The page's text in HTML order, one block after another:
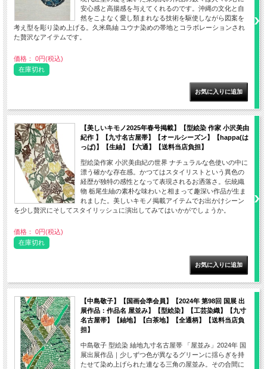
安心感と高揚感を与えてくれるのです。沖縄の文化と自
然をこよなく愛し類まれなる技術を駆使しながら図案を
考え型を彫り染め上げる。久米島紬 ユウナ染めの帯地とコラボレーションされ
た贅沢なアイテムです。
価格： 0円(税込)
在庫切れ
【美しいキモノ2025年春号掲載】【型絵染 作家 小沢美由
紀作 】【九寸名古屋帯】【オールシーズン】【happa(は
っぱ)】【生紬】【六通】【送料当店負担】
型絵染作家 小沢美由紀の世界 ナチュラルな色使いの中に
漂う確かな存在感。かつてはスタイリストという異色の
経歴が独特の感性となって表現されるお洒落さ。伝統織
物 栃尾生紬の素朴な味わいと相まって趣深い作品が生ま
れました。美しいキモノ掲載アイテムでお出かけシーン
を少し贅沢にそしてスタイリッシュに演出してみてはいかがでしょうか。
価格： 0円(税込)
在庫切れ
【中島敬子】【国画会準会員】【2024年 第98回 国展 出
展作品：作品名 屋並み】【型絵染】【工芸染織】【九寸
名古屋帯】【紬地】【白茶地】【全通柄】【送料当店負
担】
中島敬子 型絵染 紬地九寸名古屋帯 「屋並み」2024年 国
展出展作品｜少しずつ色が異なるグリーンに揺らぎを持
たせて染め上げられた連なる三角の屋並み。その合間に